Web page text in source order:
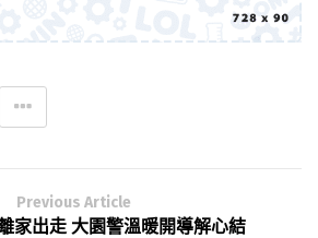
Previous Article
家出走 大園警溫暖開導解心結